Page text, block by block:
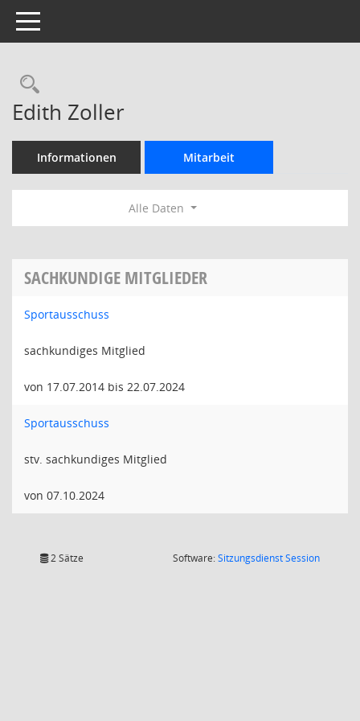
Toggle navigation
Rechercheauswahl
Edith Zoller
Informationen Mitarbeit
Alle Daten
SACHKUNDIGE MITGLIEDER
Sportausschuss
sachkundiges Mitglied
von 17.07.2014 bis 22.07.2024
Sportausschuss
stv. sachkundiges Mitglied
von 07.10.2024
2 Sätze Software:SitzungsdienstSession(Wird in